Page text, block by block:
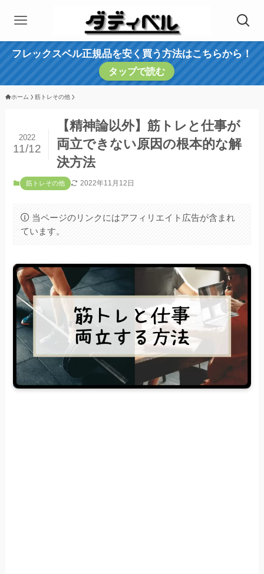
フレックスベル正規品を安く買う方法はこちらから！
タップで読む
ホーム 筋トレその他
【精神論以外】筋トレと仕事が
両立できない原因の根本的な解
決方法
2022
11/12
筋トレその他 2022年11月12日
当ページのリンクにはアフィリエイト広告が含まれ
ています。